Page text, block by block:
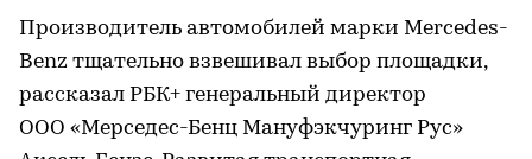
Производитель автомобилей марки Mercedes-
Benz тщательно взвешивал выбор площадки,
рассказал РБК+ генеральный директор
ООО «Мерседес-Бенц Мануфэкчуринг Рус»